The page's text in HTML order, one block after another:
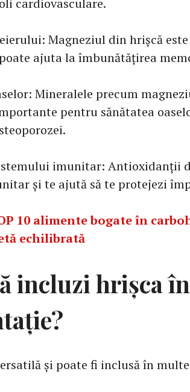
cardiovasculare.
Magneziul din hrișcă
ajuta la îmbunătățirea
Mineralele precum
pentru sănătatea
imunitar: Antioxidanții
și te ajută să te protejezi
10 alimente bogate în
echilibrată
incluzi hrișca în
și poate fi inclusă în